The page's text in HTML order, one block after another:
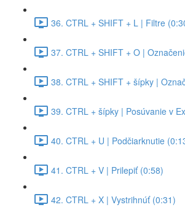
36. CTRL + SHIFT + L | Filtre
37. CTRL + SHIFT + O |
38. CTRL + SHIFT + šípky |
39. CTRL + šípky | Posúvanie v
40. CTRL + U | Podčiarknutie
41. CTRL + V | Prilepiť (0:58)
42. CTRL + X | Vystrihnúť (0:31)